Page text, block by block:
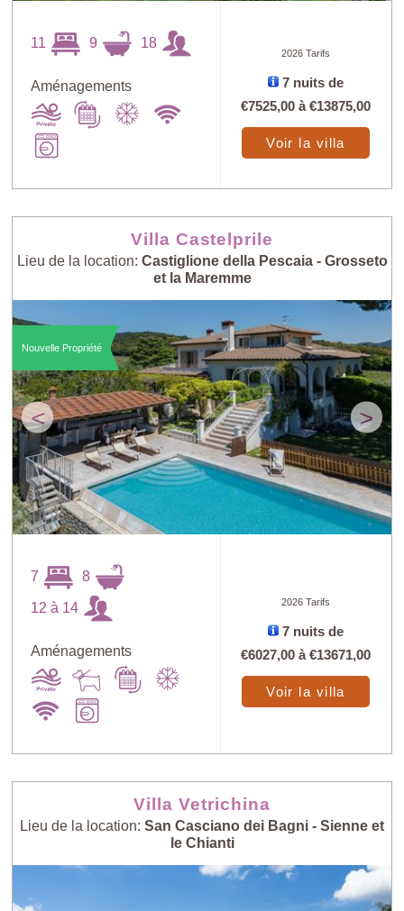
11 9 18
Aménagements
2026 Tarifs
7 nuits de
€7525,00 à€13875,00
Voir la villa
Villa Castelprile
Lieu de la location: Castiglione della Pescaia - Grosseto
et la Maremme
< >
Nouvelle Propriété
7 8
12 à 14
Aménagements
2026 Tarifs
7 nuits de
€6027,00 à€13671,00
Voir la villa
Villa Vetrichina
Lieu de la location: San Casciano dei Bagni - Sienne et
le Chianti